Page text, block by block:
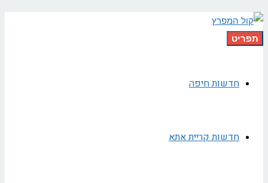
תפריט
חדשות חיפה
חדשות קריית אתא